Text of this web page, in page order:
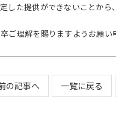
した提供ができないことか
ご理解を賜りますようお願い
の記事へ 一覧に戻る